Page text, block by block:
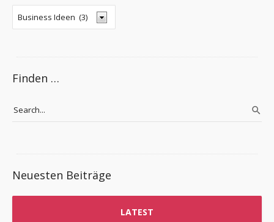
Finden …
Neuesten Beiträge
LATEST